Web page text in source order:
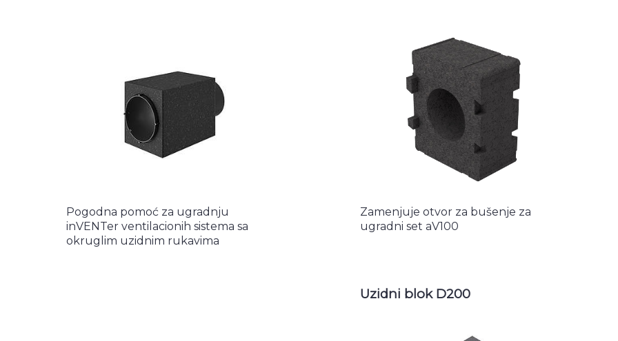
Pogodna pomoć za ugradnju
inVENTer ventilacionih sistema sa
okruglim uzidnim rukavima
Zamenjuje otvor za bušenje za
ugradni set aV100
Uzidni blok D200